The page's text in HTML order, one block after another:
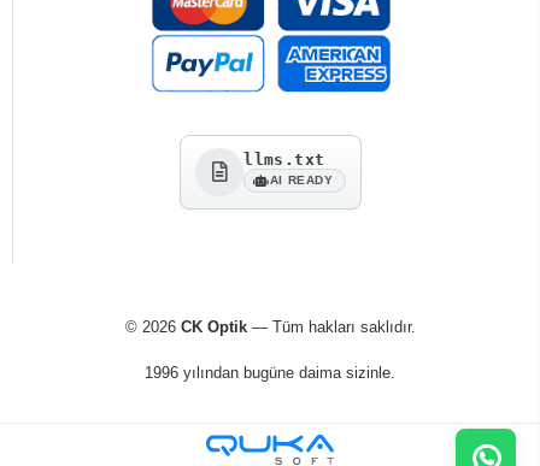
llms.txt
AI READY
© 2026 CK Optik— Tüm hakları saklıdır.
1996 yılından bugüne daima sizinle.